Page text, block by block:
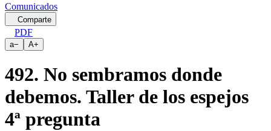
Comunicados
Comparte
PDF
a− A+
492. No sembramos donde
debemos. Taller de los espejos
4ª pregunta